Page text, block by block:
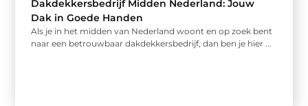
Dakdekkersbedrijf Midden Nederland: Jouw
Dak in Goede Handen
Als je in het midden van Nederland woont en op zoek bent
naar een betrouwbaar dakdekkersbedrijf, dan ben je hier ...